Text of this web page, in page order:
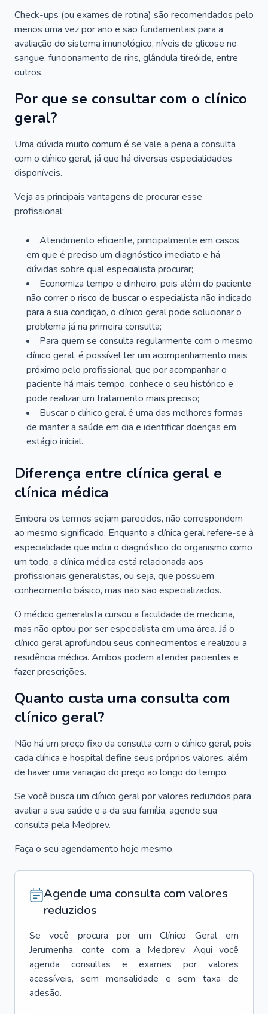
Check-ups (ou exames de rotina) são recomendados pelo
menos uma vez por ano e são fundamentais para a
avaliação do sistema imunológico, níveis de glicose no
sangue, funcionamento de rins, glândula tireóide, entre
outros.
Por que se consultar com o clínico
geral?
Uma dúvida muito comum é se vale a pena a consulta
com o clínico geral, já que há diversas especialidades
disponíveis.
Veja as principais vantagens de procurar esse
profissional:
Atendimento eficiente, principalmente em casos
em que é preciso um diagnóstico imediato e há
dúvidas sobre qual especialista procurar;
Economiza tempo e dinheiro, pois além do paciente
não correr o risco de buscar o especialista não indicado
para a sua condição, o clínico geral pode solucionar o
problema já na primeira consulta;
Para quem se consulta regularmente com o mesmo
clínico geral, é possível ter um acompanhamento mais
próximo pelo profissional, que por acompanhar o
paciente há mais tempo, conhece o seu histórico e
pode realizar um tratamento mais preciso;
Buscar o clínico geral é uma das melhores formas
de manter a saúde em dia e identificar doenças em
estágio inicial.
Diferença entre clínica geral e
clínica médica
Embora os termos sejam parecidos, não correspondem
ao mesmo significado. Enquanto a clínica geral refere-se à
especialidade que inclui o diagnóstico do organismo como
um todo, a clínica médica está relacionada aos
profissionais generalistas, ou seja, que possuem
conhecimento básico, mas não são especializados.
O médico generalista cursou a faculdade de medicina,
mas não optou por ser especialista em uma área. Já o
clínico geral aprofundou seus conhecimentos e realizou a
residência médica. Ambos podem atender pacientes e
fazer prescrições.
Quanto custa uma consulta com
clínico geral?
Não há um preço fixo da consulta com o clínico geral, pois
cada clínica e hospital define seus próprios valores, além
de haver uma variação do preço ao longo do tempo.
Se você busca um clínico geral por valores reduzidos para
avaliar a sua saúde e a da sua família, agende sua
consulta pela Medprev.
Faça o seu agendamento hoje mesmo.
Agende uma consulta com valores
reduzidos
Se você procura por um Clínico Geral
em
Jerumenha, conte com a Medprev. Aqui você
agenda consultas e exames por valores
acessíveis, sem mensalidade e sem taxa de
adesão.